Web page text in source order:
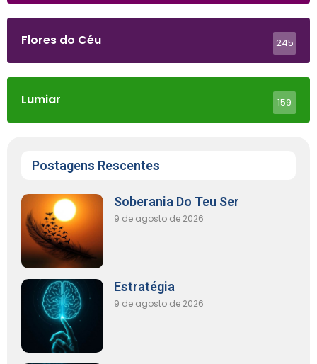
Flores do Céu 245
Lumiar 159
Postagens Rescentes
Soberania Do Teu Ser
9 de agosto de 2026
Estratégia
9 de agosto de 2026